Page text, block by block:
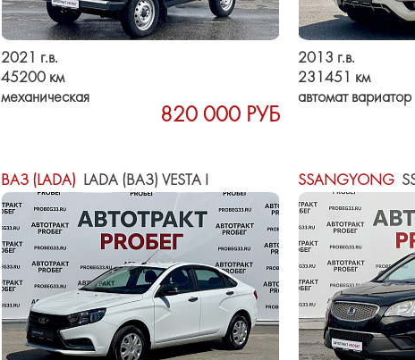
2021 г.в.
45200 км
механическая
820 000 РУБ
2013 г.в.
231451 км
автомат вариатор
ВАЗ (LADA) LADA (ВАЗ) VESTA I SSANGYONG